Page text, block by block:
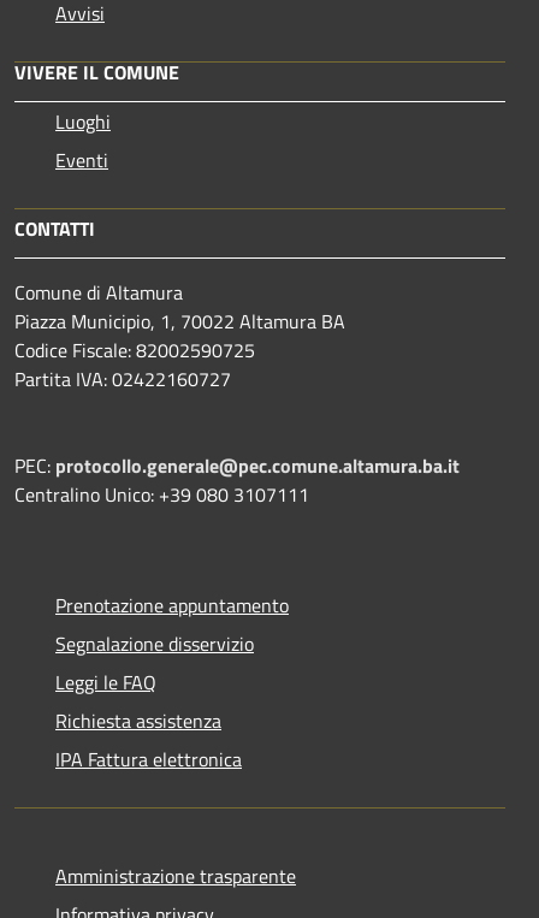
Avvisi
VIVERE IL COMUNE
Luoghi
Eventi
CONTATTI
Comune di Altamura
Piazza Municipio, 1, 70022 Altamura BA
Codice Fiscale: 82002590725
Partita IVA: 02422160727
PEC: protocollo.generale@pec.comune.altamura.ba.it
Centralino Unico: +39 080 3107111
Prenotazione appuntamento
Segnalazione disservizio
Leggi le FAQ
Richiesta assistenza
IPA Fattura elettronica
Amministrazione trasparente